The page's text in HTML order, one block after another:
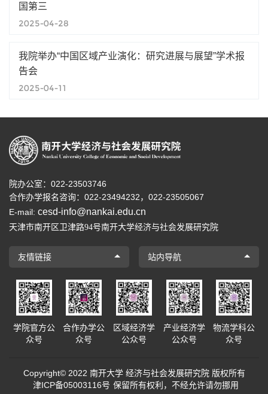
国第三
2025-04-28
我院举办“中国区域产业演化：研究进展与展望”学术报
告会
2025-04-11
院办公室：022-23503746
合作办学报名咨询： 022-23494232， 022-23505067
E-mail: cesd-info@nankai.edu.cn
天津市南开区卫津路94号南开大学经济与社会发展研究院
友情链接 站内导航
学院官方公
众号
合作办学公
众号
区域经济学
公众号
产业经济学
公众号
物流学科公
众号
Copyright© 2022 南开大学 经济与社会发展研究院 版权所有
津ICP备05003116号 保留所有权利，不经允许请勿挪用